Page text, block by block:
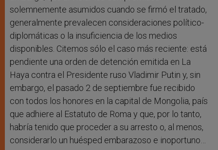
solemnemente asumidos cuando se firmó el tratado,
generalmente prevalecen consideraciones político-
diplomáticas o la insuficiencia de los medios
disponibles. Citemos sólo el caso más reciente: está
pendiente una orden de detención emitida en La
Haya contra el Presidente ruso Vladimir Putin y, sin
embargo, el pasado 2 de septiembre fue recibido
con todos los honores en la capital de Mongolia, país
que adhiere al Estatuto de Roma y que, por lo tanto,
habría tenido que proceder a su arresto o, al menos,
considerarlo un huésped embarazoso e inoportuno…